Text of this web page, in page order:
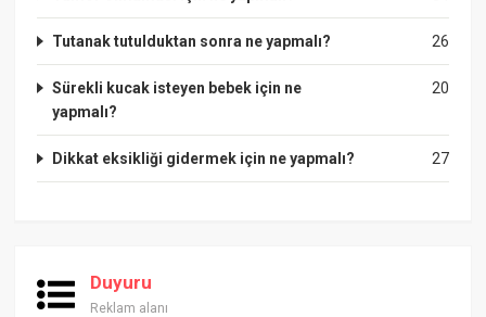
26
Tutanak tutulduktan sonra ne yapmalı?
20
Sürekli kucak isteyen bebek için ne
yapmalı?
27
Dikkat eksikliği gidermek için ne yapmalı?
Duyuru
Reklam alanı